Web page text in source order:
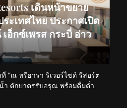
เดินหน้าขยาย
ะเทศไทย ประกาศเปิด
อ็กซ์เพรส กระบี่ อ่าว
“ณ ทรีธารา ริเวอร์ไซด์ รีสอร์ต
ำ ตักบาตรรับอรุณ พร้อมดื่มด่ำ